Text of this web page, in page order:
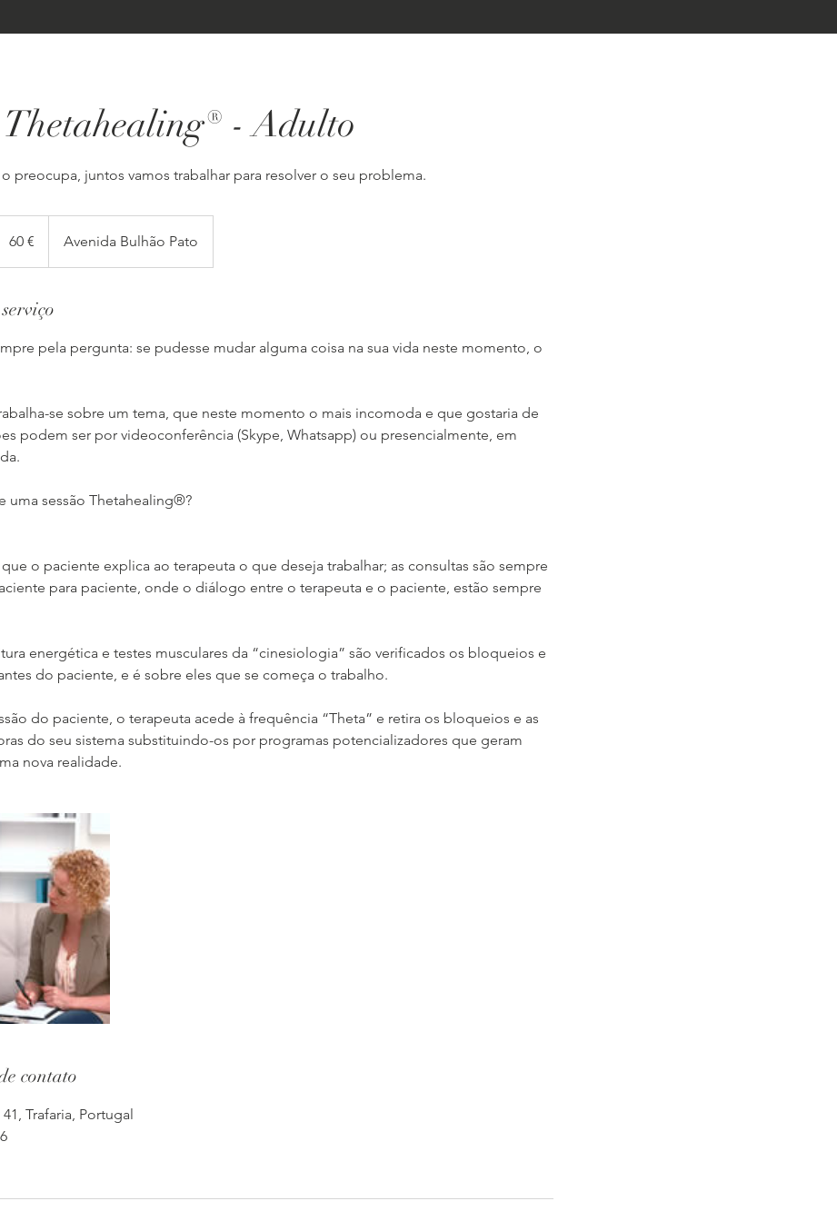
Thetahealing® - Adulto
preocupa, juntos vamos trabalhar para resolver o seu problema.
60 € Avenida Bulhão Pato
pela pergunta: se pudesse mudar alguma coisa na sua vida neste momento, o
se sobre um tema, que neste momento o mais incomoda e que gostaria de
podem ser por videoconferência (Skype, Whatsapp) ou presencialmente, em
uma sessão Thetahealing®?
que o paciente explica ao terapeuta o que deseja trabalhar; as consultas são sempre
para paciente, onde o diálogo entre o terapeuta e o paciente, estão sempre
energética e testes musculares da “cinesiologia” são verificados os bloqueios e
do paciente, e é sobre eles que se começa o trabalho.
do paciente, o terapeuta acede à frequência “Theta” e retira os bloqueios e as
do seu sistema substituindo-os por programas potencializadores que geram
nova realidade.
contato
Trafaria, Portugal